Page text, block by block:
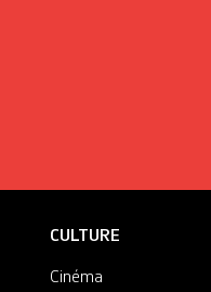
CULTURE
Cinéma